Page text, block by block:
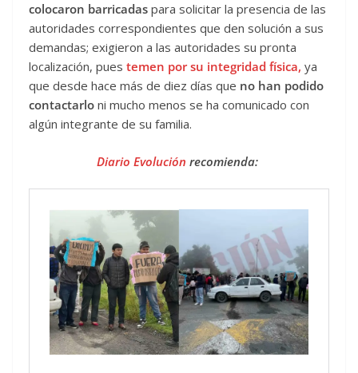
colocaron barricadas para solicitar la presencia de las
autoridades correspondientes que den solución a sus
demandas; exigieron a las autoridades su pronta
localización, pues temen por su integridad física, ya
que desde hace más de diez días que no han podido
contactarlo ni mucho menos se ha comunicado con
algún integrante de su familia.
Diario Evolución recomienda: